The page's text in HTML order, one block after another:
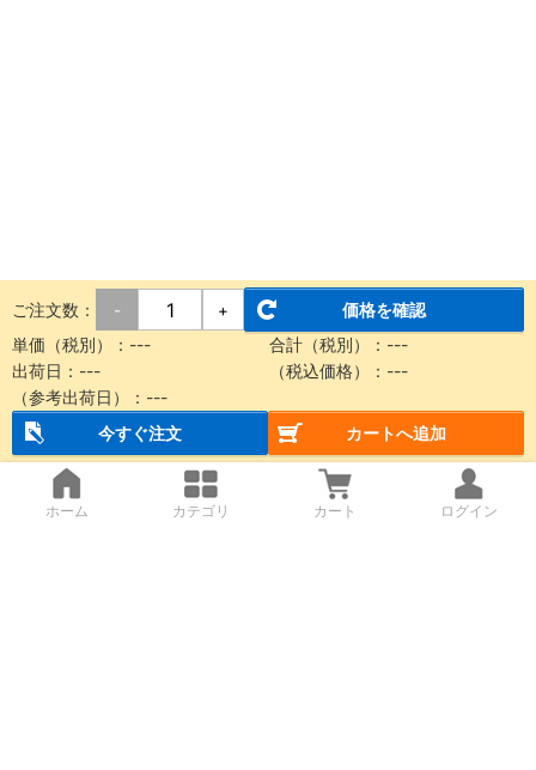
ご注文数： - +
価格を確認
単価（税別）： --- 合計（税別）： ---
出荷日： --- （税込価格）： ---
（参考出荷日）： ---
今すぐ注文
カートへ追加
ホーム カテゴリ カート ログイン